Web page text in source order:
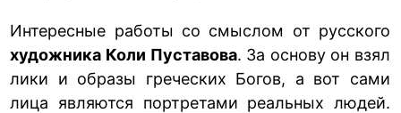
Интересные работы со смыслом от русского
художника Коли Пуставова. За основу он взял
лики и образы греческих Богов, а вот сами
лица являются портретами реальных людей.